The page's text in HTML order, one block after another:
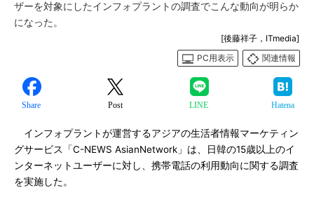
ザーを対象にしたインフォプラントの調査でこんな動向が明らか
になった。
[後藤祥子，ITmedia]
PC用表示
関連情報
Share Post LINE Hatena
インフォプラントが運営するアジアの生活者情報マーケティン
グサービス「C-NEWS AsianNetwork」は、日韓の15歳以上のイ
ンターネットユーザーに対し、携帯電話の利用動向に関する調査
を実施した。